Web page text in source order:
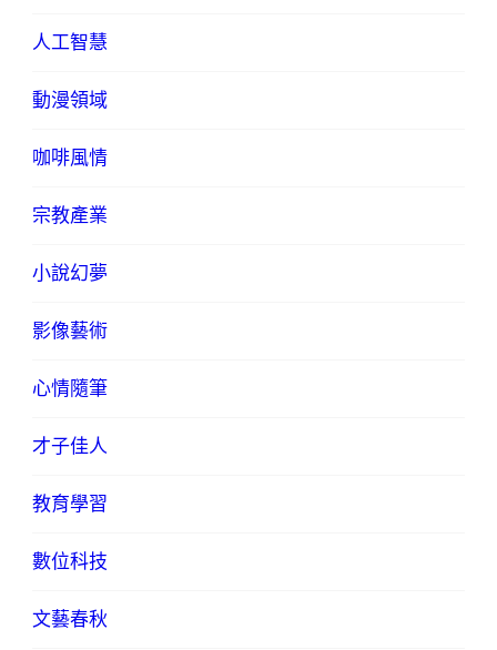
人工智慧
動漫領域
咖啡風情
宗教產業
小說幻夢
影像藝術
心情隨筆
才子佳人
教育學習
數位科技
文藝春秋